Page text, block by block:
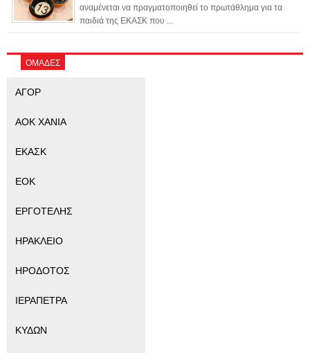
αναμένεται να πραγματοποιηθεί το πρωτάθλημα για τα
παιδιά της ΕΚΑΣΚ που ...
ΟΜΑΔΕΣ
ΑΓΟΡ
ΑΟΚ ΧΑΝΙΑ
ΕΚΑΣΚ
ΕΟΚ
ΕΡΓΟΤΕΛΗΣ
ΗΡΑΚΛΕΙΟ
ΗΡΟΔΟΤΟΣ
ΙΕΡΑΠΕΤΡΑ
ΚΥΔΩΝ